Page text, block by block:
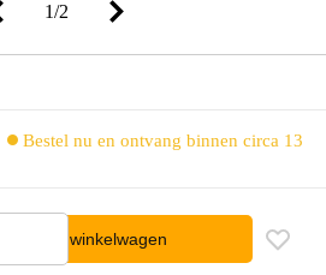
1/2
Bestel nu en ontvang binnen circa 13
In winkelwagen